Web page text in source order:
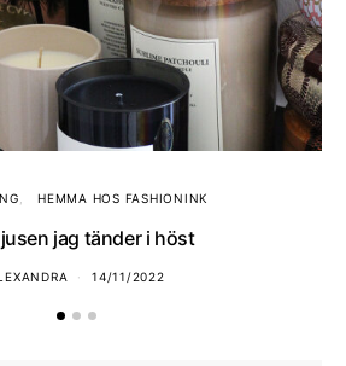
HEMMA HOS FASHIONINK
jag tänder i höst
14/11/2022